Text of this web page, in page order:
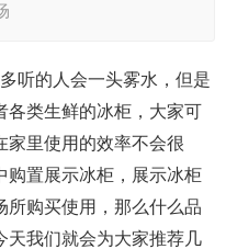
听的人会一头雾水，但是
各类生鲜的冰柜，大家可
家里使用的效率不会很
购置展示冰柜，展示冰柜
所购买使用，那么什么品
天我们就会为大家推荐几